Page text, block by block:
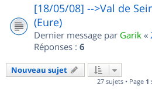
[18/05/08] -->Val de
(Eure)
Dernier message par Garik «
Réponses : 6
Nouveau sujet
27 sujets • Page 1